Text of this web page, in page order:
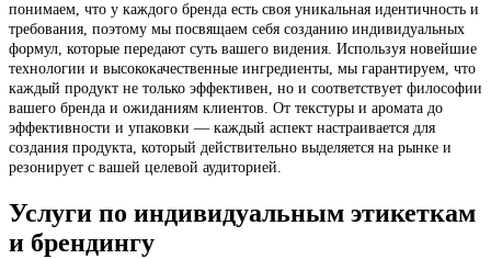
понимаем, что у каждого бренда есть своя уникальная идентичность и
требования, поэтому мы посвящаем себя созданию индивидуальных
формул, которые передают суть вашего видения. Используя новейшие
технологии и высококачественные ингредиенты, мы гарантируем, что
каждый продукт не только эффективен, но и соответствует философии
вашего бренда и ожиданиям клиентов. От текстуры и аромата до
эффективности и упаковки — каждый аспект настраивается для
создания продукта, который действительно выделяется на рынке и
резонирует с вашей целевой аудиторией.
Услуги по индивидуальным этикеткам
и брендингу